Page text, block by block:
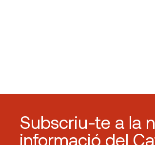
Subscriu-te a la
informació del